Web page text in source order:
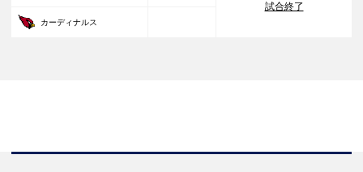
試合終了
カーディナルス